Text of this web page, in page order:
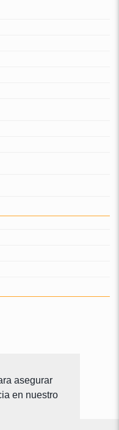
asegurar
en nuestro